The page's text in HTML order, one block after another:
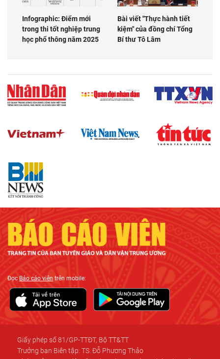
Infographic: Điểm mới
trong thi tốt nghiệp trung
học phổ thông năm 2025
Bài viết "Thực hành tiết
kiệm" của đồng chí Tổng
Bí thư Tô Lâm
ĐọcBáo cáo viên trên mobile:
Giấy phép số 81/GP-TTĐT, Bộ TT&TT
Trưởng ban Biên tập: TS. Đỗ Phương Thảo